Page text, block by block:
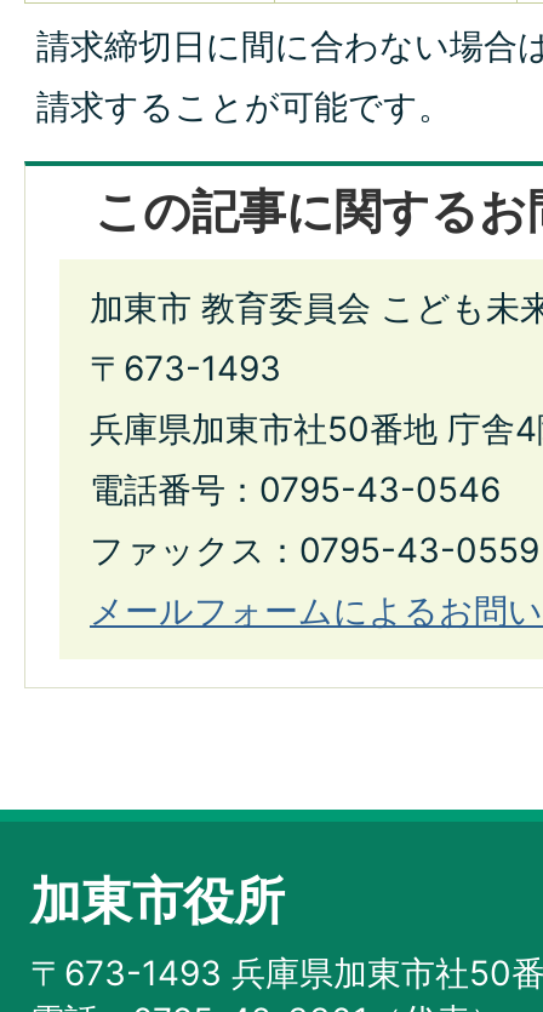
請求締切日に間に合わない場合
請求することが可能です。
この記事に関する
加東市 教育委員会 こども未
〒673-1493
兵庫県加東市社50番地 庁舎
電話番号：0795-43-0546
ファックス：0795-43-0559
メールフォームによるお問
加東市役所
〒673-1493 兵庫県加東市社50